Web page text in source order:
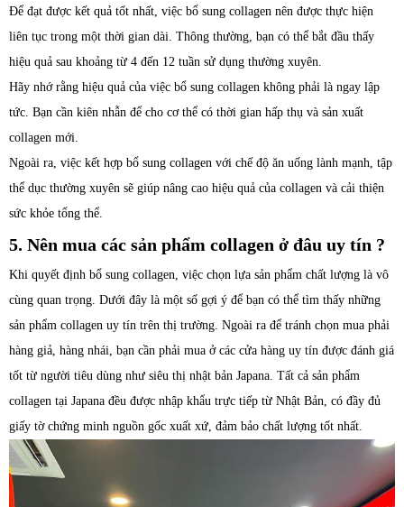
Để đạt được kết quả tốt nhất, việc bổ sung collagen nên được thực hiện
liên tục trong một thời gian dài. Thông thường, bạn có thể bắt đầu thấy
hiệu quả sau khoảng từ 4 đến 12 tuần sử dụng thường xuyên.
Hãy nhớ rằng hiệu quả của việc bổ sung collagen không phải là ngay lập
tức. Bạn cần kiên nhẫn để cho cơ thể có thời gian hấp thụ và sản xuất
collagen mới.
Ngoài ra, việc kết hợp bổ sung collagen với chế độ ăn uống lành mạnh, tập
thể dục thường xuyên sẽ giúp nâng cao hiệu quả của collagen và cải thiện
sức khỏe tổng thể.
5. Nên mua các sản phẩm collagen ở đâu uy tín ?
Khi quyết định bổ sung collagen, việc chọn lựa sản phẩm chất lượng là vô
cùng quan trọng. Dưới đây là một số gợi ý để bạn có thể tìm thấy những
sản phẩm collagen uy tín trên thị trường. Ngoài ra để tránh chọn mua phải
hàng giả, hàng nhái, bạn cần phải mua ở các cửa hàng uy tín được đánh giá
tốt từ người tiêu dùng như siêu thị nhật bản Japana. Tất cả sản phẩm
collagen tại Japana đều được nhập khẩu trực tiếp từ Nhật Bản, có đầy đủ
giấy tờ chứng minh nguồn gốc xuất xứ, đảm bảo chất lượng tốt nhất.